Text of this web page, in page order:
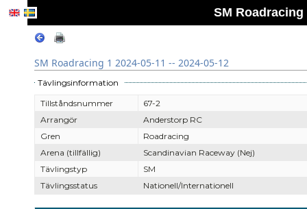
SM Roadracing
SM Roadracing 1 2024-05-11 -- 2024-05-12
Tävlingsinformation
Tillståndsnummer
67-2
Arrangör
Anderstorp RC
Gren
Roadracing
Arena (tillfällig)
Scandinavian Raceway (Nej)
Tävlingstyp
SM
Tävlingsstatus
Nationell/Internationell